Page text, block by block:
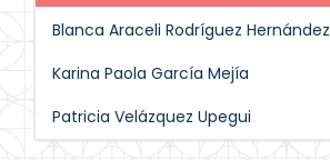
Blanca Araceli Rodríguez Hernández
Karina Paola García Mejía
Patricia Velázquez Upegui